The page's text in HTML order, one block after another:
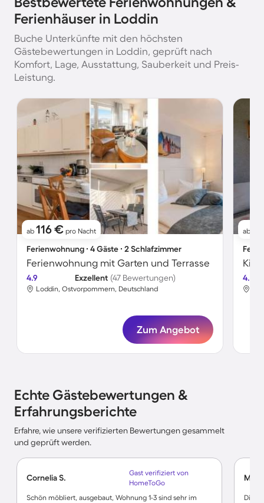
Ferienhäuser in Loddin
Buche Unterkünfte mit den höchsten
Gästebewertungen in Loddin, geprüft nach
Komfort, Lage, Ausstattung, Sauberkeit und Preis-
Leistung.
ab 116 € pro Nacht
Ferienwohnung ∙ 4 Gäste ∙ 2 Schlafzimmer
Ferienwohnung mit Garten und Terrasse
4.9 Exzellent (47 Bewertungen)
Loddin, Ostvorpommern, Deutschland
Zum Angebot
ab
4.5
Echte Gästebewertungen &
Erfahrungsberichte
Erfahre, wie unsere verifizierten Bewertungen gesammelt
und geprüft werden.
Cornelia S.
Gast verifiziert von
HomeToGo
Schön möbliert, ausgebaut, Wohnung 1-3 sind sehr im
Die